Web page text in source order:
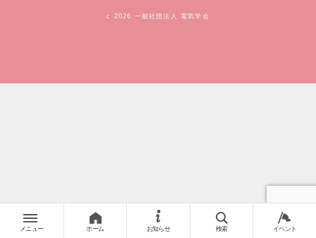
メニュー ホーム お知らせ 検索 イベント
c 2026 一般社団法人 電気学会